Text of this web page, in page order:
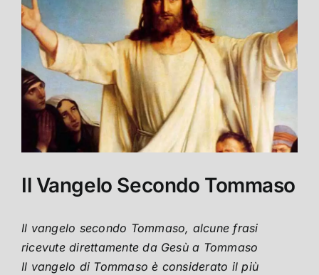
Il Vangelo Secondo Tommaso
Il vangelo secondo Tommaso, alcune frasi
ricevute direttamente da Gesù a Tommaso
Il vangelo di Tommaso è considerato il più